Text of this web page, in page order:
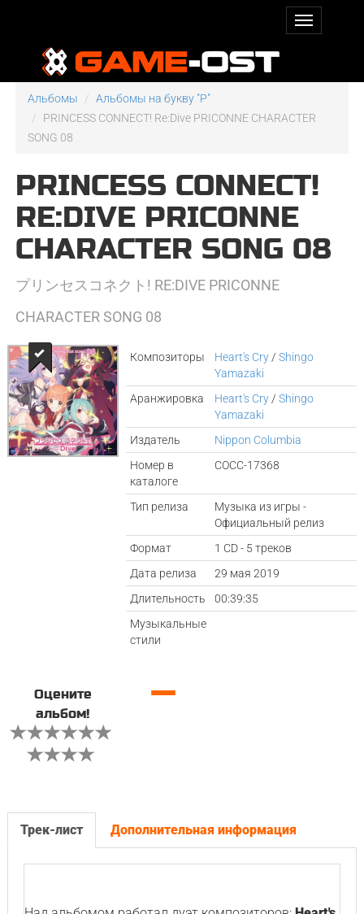
Альбомы
Альбомы на букву "P"
PRINCESS CONNECT! Re:Dive PRICONNE CHARACTER
SONG 08
PRINCESS CONNECT!
RE:DIVE PRICONNE
CHARACTER SONG 08
プリンセスコネクト! RE:DIVE PRICONNE
CHARACTER SONG 08
Композиторы Heart's Cry /Shingo
Yamazaki
Аранжировка
Heart's Cry /Shingo
Yamazaki
Издатель
Nippon Columbia
Номер в
каталоге
COCC-17368
Тип релиза
Музыка из игры -
Официальный релиз
Формат
1 CD - 5 треков
Дата релиза
29 мая 2019
Длительность
00:39:35
Музыкальные
стили
Оцените
альбом!
—
Трек-лист Дополнительная информация